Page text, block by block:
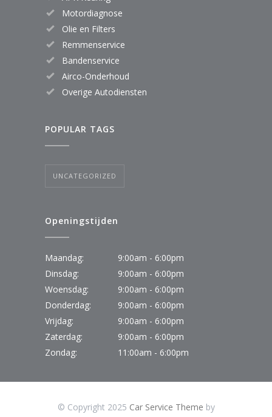
Motordiagnose
Olie en Filters
Remmenservice
Bandenservice
Airco-Onderhoud
Overige Autodiensten
POPULAR TAGS
UNCATEGORIZED
Openingstijden
Maandag:
9:00am - 6:00pm
Dinsdag:
9:00am - 6:00pm
Woensdag:
9:00am - 6:00pm
Donderdag:
9:00am - 6:00pm
Vrijdag:
9:00am - 6:00pm
Zaterdag:
9:00am - 6:00pm
Zondag:
11:00am - 6:00pm
© Copyright 2025 Car Service Theme by